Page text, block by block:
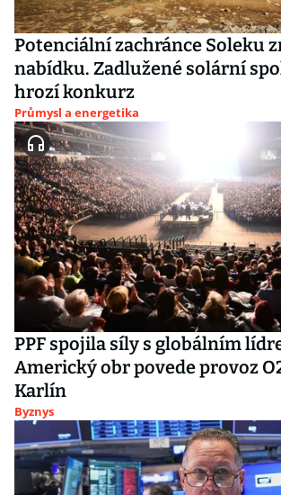
Potenciální zachránce Soleku
nabídku. Zadlužené solární
hrozí konkurz
Průmysl a energetika
PPF spojila síly s globálním
Americký obr povede provoz
Karlín
Byznys